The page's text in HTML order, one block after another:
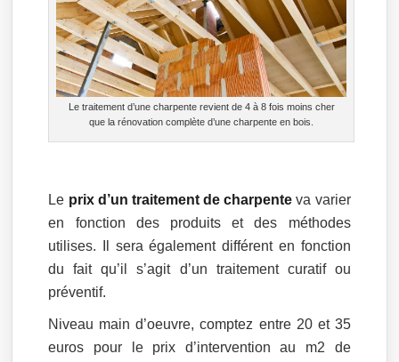
Le traitement d’une charpente revient de 4 à 8 fois moins cher
que la rénovation complète d’une charpente en bois.
Le prix d’un traitement de charpente va varier
en fonction des produits et des méthodes
utilises. Il sera également différent en fonction
du fait qu’il s’agit d’un traitement curatif ou
préventif.
Niveau main d’oeuvre, comptez entre 20 et 35
euros pour le prix d’intervention au m2 de